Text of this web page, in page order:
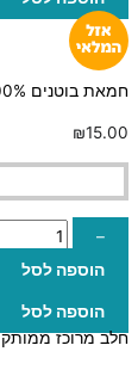
חמאת בוטנים 100% טבעית
₪15.00
–
הוספה לסל
הוספה לסל
חלב מרוכז ממותק